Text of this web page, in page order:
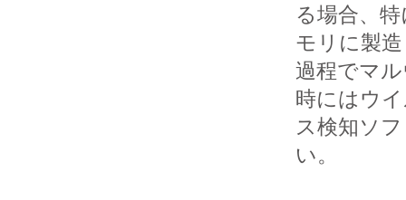
る場合、
モリに製造
過程でマ
時にはウ
ス検知ソ
い。